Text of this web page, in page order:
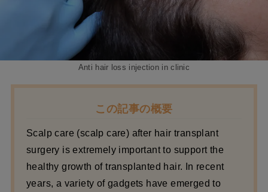
Anti hair loss injection in clinic
この記事の概要
Scalp care (scalp care) after hair transplant
surgery is extremely important to support the
healthy growth of transplanted hair. In recent
years, a variety of gadgets have emerged to